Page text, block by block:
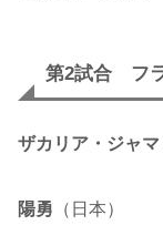
第2試合 フ
ザカリア・ジャマ
陽勇 （日本）